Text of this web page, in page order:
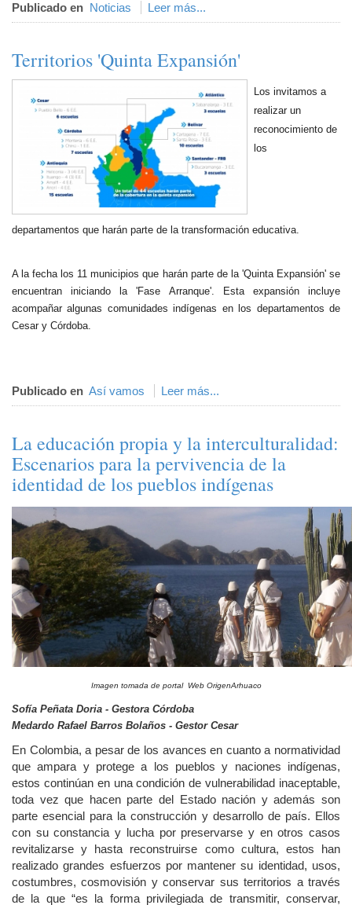
Publicado en Noticias Leer más...
Territorios 'Quinta Expansión'
Los invitamos a
realizar un
reconocimiento de
los
departamentos que harán parte de la transformación educativa.
A la fecha los 11 municipios que harán parte de la 'Quinta Expansión' se
encuentran iniciando la 'Fase Arranque'. Esta expansión incluye
acompañar algunas comunidades indígenas en los departamentos de
Cesar y Córdoba.​
Publicado en Así vamos Leer más...
La educación propia y la interculturalidad:
Escenarios para la pervivencia de la
identidad de los pueblos indígenas
Imagen tomada de portal Web OrigenArhuaco
Sofía Peñata Doria - Gestora Córdoba
Medardo Rafael Barros Bolaños - Gestor Cesar
En Colombia, a pesar de los avances en cuanto a normatividad
que ampara y protege a los pueblos y naciones indígenas,
estos continúan en una condición de vulnerabilidad inaceptable,
toda vez que hacen parte del Estado nación y además son
parte esencial para la construcción y desarrollo de país. Ellos
con su constancia y lucha por preservarse y en otros casos
revitalizarse y hasta reconstruirse como cultura, estos han
realizado grandes esfuerzos por mantener su identidad, usos,
costumbres, cosmovisión y conservar sus territorios a través
de la que “es la forma privilegiada de transmitir, conservar,